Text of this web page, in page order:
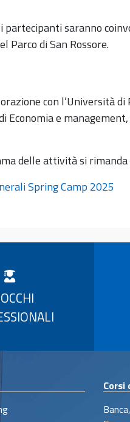
partecipanti saranno
Parco di San Rossore.
con l’Università di
e
delle attività si
Spring Camp 2025
Corsi